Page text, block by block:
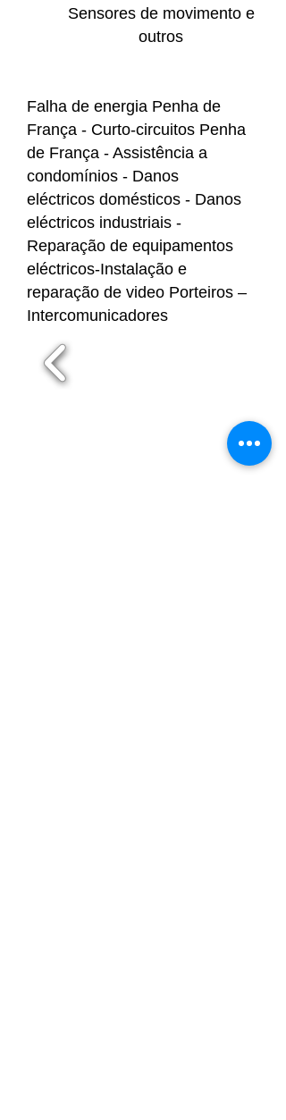
Sensores de movimento e
outros
Falha de energia Penha de
França - Curto-circuitos Penha
de França - Assistência a
condomínios - Danos
eléctricos domésticos - Danos
eléctricos industriais -
Reparação de equipamentos
eléctricos-Instalação e
reparação de video Porteiros –
Intercomunicadores